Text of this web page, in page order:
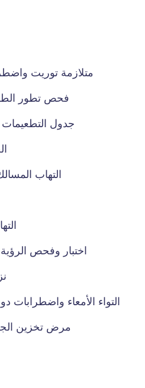
متلازمة توريت
فحص تطور
جدول التطعيمات
التهاب
اختبار وفحص
التواء الأمعاء واضطرابات
مرض تخزين